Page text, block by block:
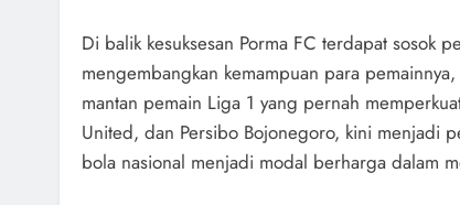
Di balik kesuksesan Porma FC terdapat sosok
mengembangkan kemampuan para
mantan pemain Liga 1 yang pernah
United, dan Persibo Bojonegoro, kini menjadi
bola nasional menjadi modal berharga dalam